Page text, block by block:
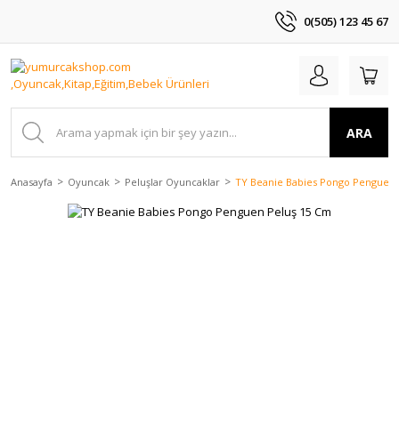
0(505) 123 45 67
ARA
Anasayfa Oyuncak Peluşlar Oyuncaklar TY Beanie Babies Pongo Penguen